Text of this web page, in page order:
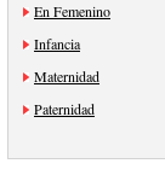
En Femenino
Infancia
Maternidad
Paternidad